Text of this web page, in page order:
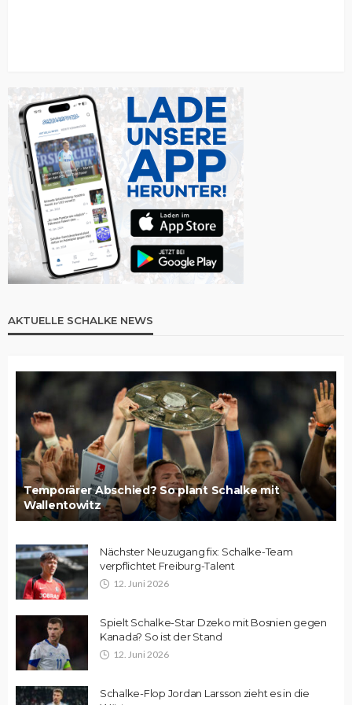
AKTUELLE SCHALKE NEWS
Temporärer Abschied? So plant Schalke mit
Wallentowitz
Nächster Neuzugang fix: Schalke-Team
verpflichtet Freiburg-Talent
12. Juni 2026
Spielt Schalke-Star Dzeko mit Bosnien gegen
Kanada? So ist der Stand
12. Juni 2026
Schalke-Flop Jordan Larsson zieht es in die